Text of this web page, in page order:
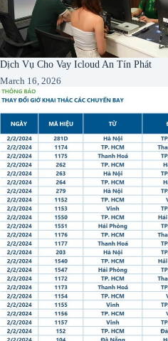
Dịch Vụ Cho Vay Icloud An Tín Phát
March 16, 2026